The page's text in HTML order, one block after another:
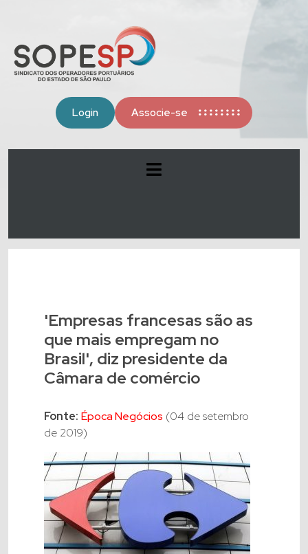
Login Associe-se
'Empresas francesas são as
que mais empregam no
Brasil', diz presidente da
Câmara de comércio
Fonte: Época Negócios (04 de setembro
de 2019)